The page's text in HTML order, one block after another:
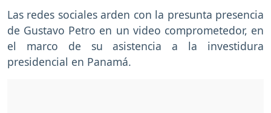
Las redes sociales arden con la presunta presencia
de Gustavo Petro en un video comprometedor, en
el marco de su asistencia a la investidura
presidencial en Panamá.